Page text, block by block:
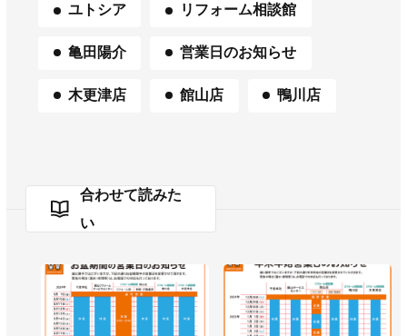
ユトシア リフォーム相談館
亀田陽介 営業日のお知らせ
木更津店 館山店 鴨川店
合わせて読みた
い